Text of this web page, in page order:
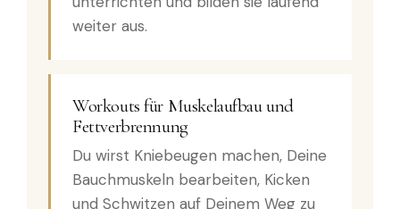
weiter aus.
Workouts für Muskelaufbau und
Fettverbrennung
Du wirst Kniebeugen machen, Deine
Bauchmuskeln bearbeiten, Kicken
und Schwitzen auf Deinem Weg zu